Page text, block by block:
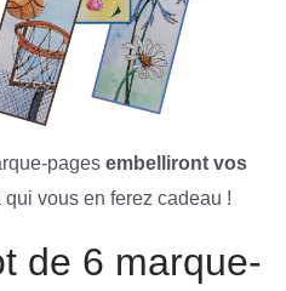
pages embelliront vos
vous en ferez cadeau !
de 6 marque-